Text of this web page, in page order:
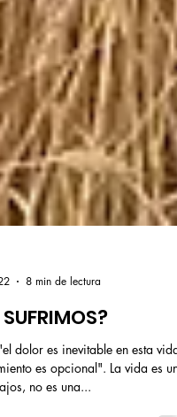
8 min de lectura